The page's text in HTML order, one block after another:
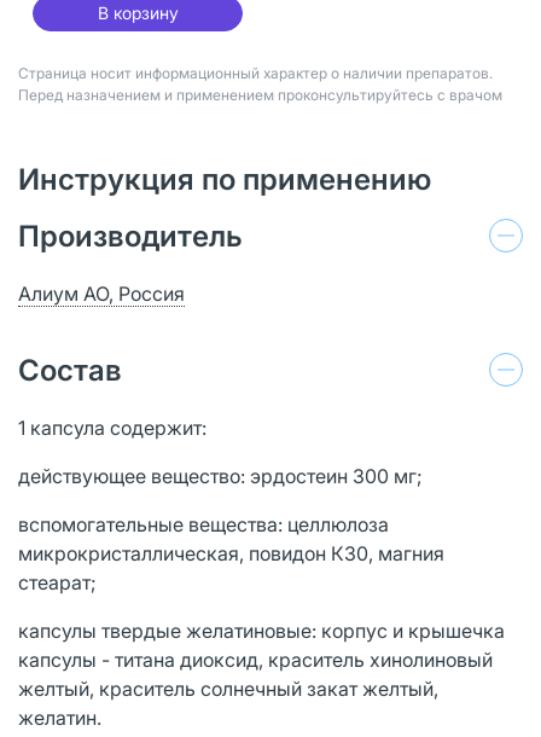
В корзину
Страница носит информационный характер о наличии препаратов.
Перед назначением и применением проконсультируйтесь с врачом
Инструкция по применению
Производитель
Алиум АО, Россия
Состав
1 капсула содержит:
действующее вещество: эрдостеин 300 мг;
вспомогательные вещества: целлюлоза
микрокристаллическая, повидон К30, магния
стеарат;
капсулы твердые желатиновые: корпус и крышечка
капсулы - титана диоксид, краситель хинолиновый
желтый, краситель солнечный закат желтый,
желатин.